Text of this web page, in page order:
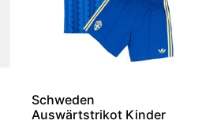
Schweden
Auswärtstrikot Kinder